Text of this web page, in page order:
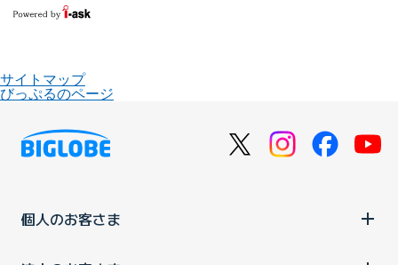
サイトマップ
びっぷるのページ
個人のお客さま